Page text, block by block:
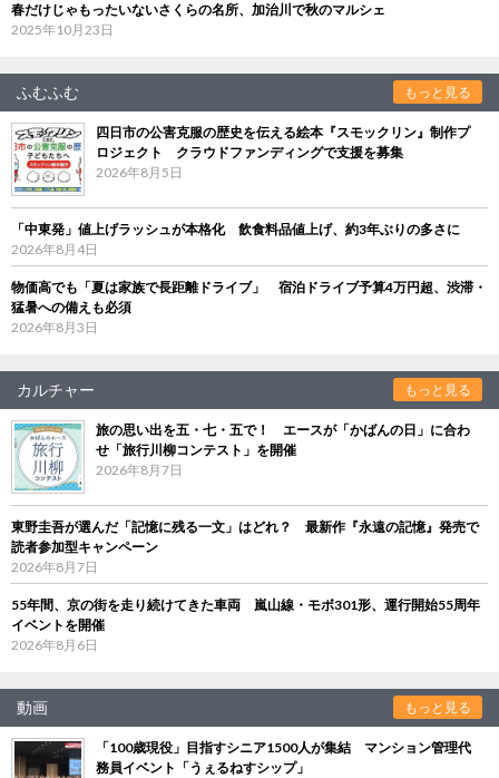
春だけじゃもったいないさくらの名所、加治川で秋のマルシェ
2025年10月23日
ふむふむ もっと見る
四日市の公害克服の歴史を伝える絵本『スモックリン』制作プ
ロジェクト クラウドファンディングで支援を募集
2026年8月5日
「中東発」値上げラッシュが本格化 飲食料品値上げ、約3年ぶりの多さに
2026年8月4日
物価高でも「夏は家族で長距離ドライブ」 宿泊ドライブ予算4万円超、渋滞・
猛暑への備えも必須
2026年8月3日
カルチャー もっと見る
旅の思い出を五・七・五で！ エースが「かばんの日」に合わ
せ「旅行川柳コンテスト」を開催
2026年8月7日
東野圭吾が選んだ「記憶に残る一文」はどれ？ 最新作『永遠の記憶』発売で
読者参加型キャンペーン
2026年8月7日
55年間、京の街を走り続けてきた車両 嵐山線・モボ301形、運行開始55周年
イベントを開催
2026年8月6日
動画 もっと見る
「100歳現役」目指すシニア1500人が集結 マンション管理代
務員イベント「うぇるねすシップ」